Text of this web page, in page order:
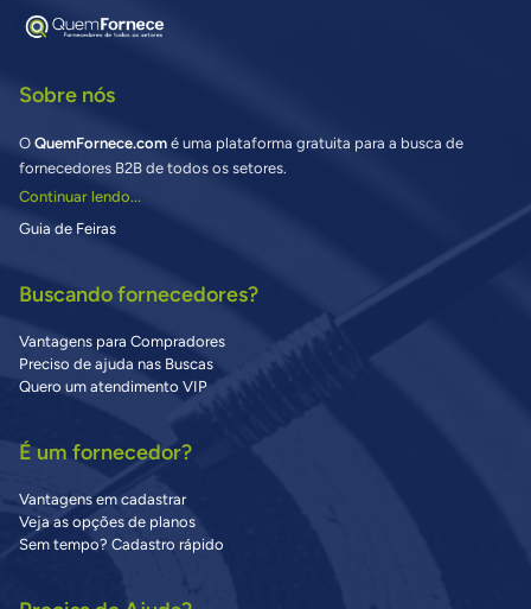
Sobre nós
O QuemFornece.com é uma plataforma gratuita para a busca de
fornecedores B2B de todos os setores.
Continuar lendo...
Guia de Feiras
Buscando fornecedores?
Vantagens para Compradores
Preciso de ajuda nas Buscas
Quero um atendimento VIP
É um fornecedor?
Vantagens em cadastrar
Veja as opções de planos
Sem tempo? Cadastro rápido